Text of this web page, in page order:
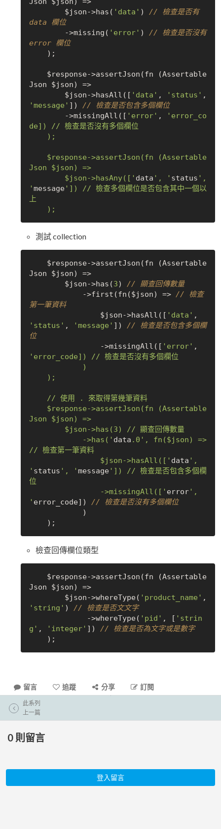
        $json->has(
'data' ) // 檢查是否有
data 欄位
        ->missing(
'error' ) // 檢查是否沒有
error 欄位
Json $json) =>
        $json->hasAll([
'data' , 'status'
'message' ]) // 檢查是否包含多個欄位
        ->missingAll([
'error' ,
'error_co
de]) // 檢查是否沒有多個欄位
Json $json) =>
        $json->hasAny(['
data ', ' status ',
' message']) // 檢查多個欄位是否包含其中一個以
上
測試 collection
Json $json) =>
        $json->has(
3) // 顯查回傳數量
            ->first(fn($json) =>
// 檢查
第一筆資料
                $json->hasAll([
'data'
'status' , 'message' ]) // 檢查是否包含多個欄
位
                ->missingAll([
'error'
'error_code]) // 檢查是否沒有多個欄位
Json $json) =>
            ->has('
data .0 ', fn($json) =>
// 檢查第一筆資料
                $json->hasAll(['
data ',
' status ', ' message']) // 檢查是否包含多個欄
位
                ->missingAll(['
error',
' error_code]) // 檢查是否沒有多個欄位
檢查回傳欄位類型
Json $json) =>
        $json->whereType(
'product_name'
'string' ) // 檢查是否文文字
             ->whereType(
'pid' , [ 'strin
g' , 'integer' ]) // 檢查是否為文字或是數字
留言 追蹤 分享 訂閱
此系列
上一篇
0 則留言
登入留言